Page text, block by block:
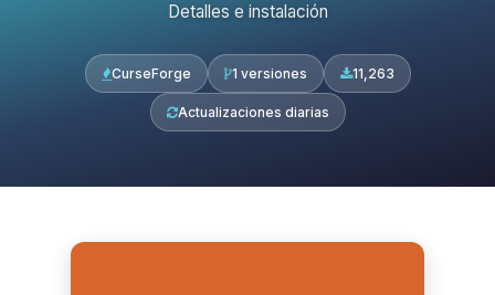
Detalles e instalación
CurseForge 1 versiones 11,263
Actualizaciones diarias